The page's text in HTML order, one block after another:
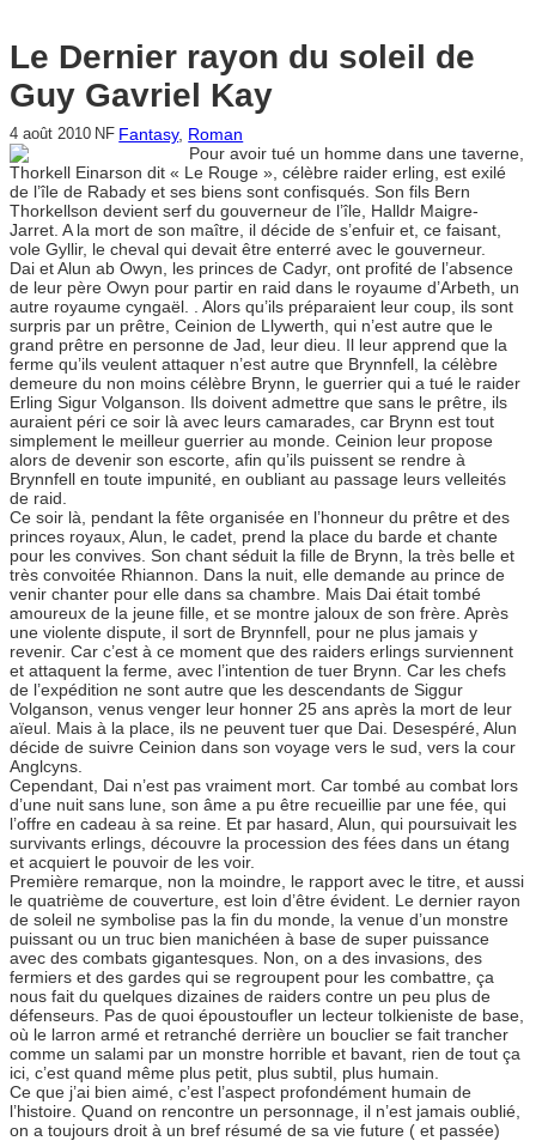
Le Dernier rayon du soleil de
Guy Gavriel Kay
4 août 2010 NF Fantasy, Roman
Pour avoir tué un homme dans une taverne,
Thorkell Einarson dit « Le Rouge », célèbre raider erling, est exilé
de l’île de Rabady et ses biens sont confisqués. Son fils Bern
Thorkellson devient serf du gouverneur de l’île, Halldr Maigre-
Jarret. A la mort de son maître, il décide de s’enfuir et, ce faisant,
vole Gyllir, le cheval qui devait être enterré avec le gouverneur.
Dai et Alun ab Owyn, les princes de Cadyr, ont profité de l’absence
de leur père Owyn pour partir en raid dans le royaume d’Arbeth, un
autre royaume cyngaël. . Alors qu’ils préparaient leur coup, ils sont
surpris par un prêtre, Ceinion de Llywerth, qui n’est autre que le
grand prêtre en personne de Jad, leur dieu. Il leur apprend que la
ferme qu’ils veulent attaquer n’est autre que Brynnfell, la célèbre
demeure du non moins célèbre Brynn, le guerrier qui a tué le raider
Erling Sigur Volganson. Ils doivent admettre que sans le prêtre, ils
auraient péri ce soir là avec leurs camarades, car Brynn est tout
simplement le meilleur guerrier au monde. Ceinion leur propose
alors de devenir son escorte, afin qu’ils puissent se rendre à
Brynnfell en toute impunité, en oubliant au passage leurs velleités
de raid.
Ce soir là, pendant la fête organisée en l’honneur du prêtre et des
princes royaux, Alun, le cadet, prend la place du barde et chante
pour les convives. Son chant séduit la fille de Brynn, la très belle et
très convoitée Rhiannon. Dans la nuit, elle demande au prince de
venir chanter pour elle dans sa chambre. Mais Dai était tombé
amoureux de la jeune fille, et se montre jaloux de son frère. Après
une violente dispute, il sort de Brynnfell, pour ne plus jamais y
revenir. Car c’est à ce moment que des raiders erlings surviennent
et attaquent la ferme, avec l’intention de tuer Brynn. Car les chefs
de l’expédition ne sont autre que les descendants de Siggur
Volganson, venus venger leur honner 25 ans après la mort de leur
aïeul. Mais à la place, ils ne peuvent tuer que Dai. Desespéré, Alun
décide de suivre Ceinion dans son voyage vers le sud, vers la cour
Anglcyns.
Cependant, Dai n’est pas vraiment mort. Car tombé au combat lors
d’une nuit sans lune, son âme a pu être recueillie par une fée, qui
l’offre en cadeau à sa reine. Et par hasard, Alun, qui poursuivait les
survivants erlings, découvre la procession des fées dans un étang
et acquiert le pouvoir de les voir.
Première remarque, non la moindre, le rapport avec le titre, et aussi
le quatrième de couverture, est loin d’être évident. Le dernier rayon
de soleil ne symbolise pas la fin du monde, la venue d’un monstre
puissant ou un truc bien manichéen à base de super puissance
avec des combats gigantesques. Non, on a des invasions, des
fermiers et des gardes qui se regroupent pour les combattre, ça
nous fait du quelques dizaines de raiders contre un peu plus de
défenseurs. Pas de quoi époustoufler un lecteur tolkieniste de base,
où le larron armé et retranché derrière un bouclier se fait trancher
comme un salami par un monstre horrible et bavant, rien de tout ça
ici, c’est quand même plus petit, plus subtil, plus humain.
Ce que j’ai bien aimé, c’est l’aspect profondément humain de
l’histoire. Quand on rencontre un personnage, il n’est jamais oublié,
on a toujours droit à un bref résumé de sa vie future ( et passée)